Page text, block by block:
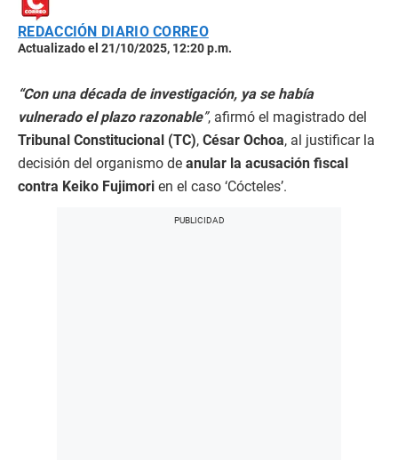
REDACCIÓN DIARIO CORREO
Actualizado el 21/10/2025, 12:20 p.m.
“Con una década de investigación, ya se había
vulnerado el plazo razonable”, afirmó el magistrado del
Tribunal Constitucional (TC), César Ochoa, al justificar la
decisión del organismo de anular la acusación fiscal
contra Keiko Fujimori en el caso ‘Cócteles’.